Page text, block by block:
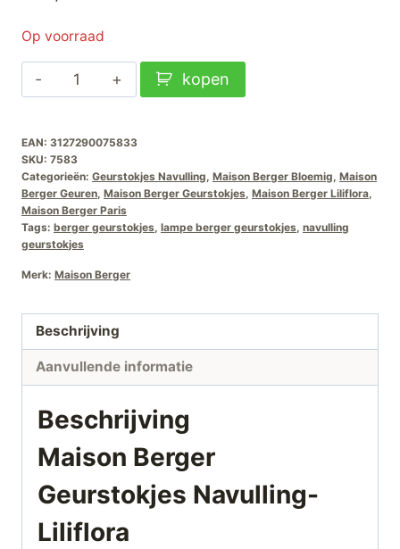
Op voorraad
Maison
Berger
Navulling-
Liliflora
aantal
kopen
EAN: 3127290075833
SKU: 7583
Categorieën: Geurstokjes Navulling, Maison Berger Bloemig, Maison
Berger Geuren, Maison Berger Geurstokjes, Maison Berger Liliflora,
Maison Berger Paris
Tags: berger geurstokjes, lampe berger geurstokjes, navulling
geurstokjes
Merk: Maison Berger
Beschrijving
Aanvullende informatie
Beschrijving
Maison Berger
Geurstokjes Navulling-
Liliflora